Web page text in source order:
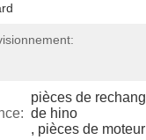
pièces de
de hino
, pièces de